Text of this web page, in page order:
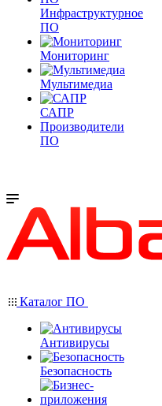
Инфраструктурное
ПО
Мониторинг
Мультимедиа
САПР
Производители
ПО
Каталог ПО
Антивирусы
Безопасность